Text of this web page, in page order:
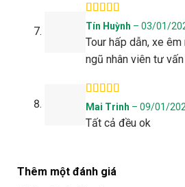
Được xếp
5 sao
Tín Huỳnh – 03/01/
Tour hấp dẫn, xe
ngũ nhân viên tư
Được xếp
hạng
5 5 sao
Mai Trinh – 09/01/
Tất cả đều ok
Thêm một đánh giá